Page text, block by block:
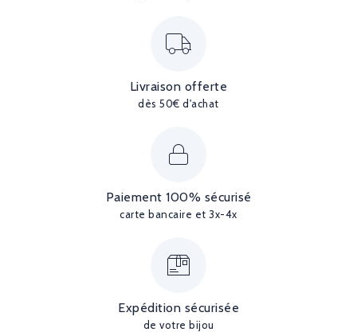
Livraison offerte
dès 50€ d'achat
Paiement 100% sécurisé
carte bancaire et 3x-4x
Expédition sécurisée
de votre bijou